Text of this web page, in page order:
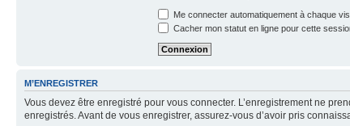
Me connecter automatiquement à chaque
Cacher mon statut en ligne pour cette
M’ENREGISTRER
Vous devez être enregistré pour vous connecter. L’enregistrement ne
enregistrés. Avant de vous enregistrer, assurez-vous d’avoir pris